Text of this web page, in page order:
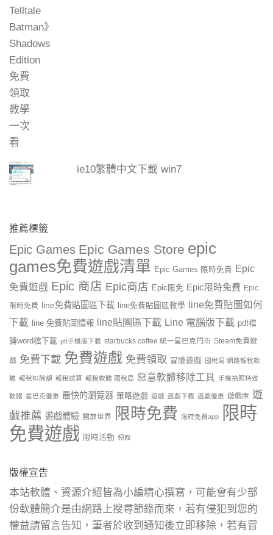
ie10繁體中文下載 win7
推薦標籤
Epic Games Epic Games Store epic
games免費遊戲清單 Epic Games 限時免費 Epic
免費遊戲 Epic 商店 Epic商店 Epic限免 Epic限時免費 Epic
限時免費 line免費貼圖區下載 line免費貼圖區教學
line免費貼圖如何
下載
line 免費貼圖情報 line貼圖區下載 Line 電腦版下載 pdf檔
轉word檔下載 ptt手機版下載 starbucks coffee 統一星巴克門市 Steam免費遊
戲 免費下載 免費遊戲 免費領取 冒險遊戲 國稅局 網路報稅軟
體 報稅扣除額 報稅試算 報稅軟體 國稅局 惡意軟體移除工具 手機拍照特效
軟體 星巴克優惠 最快的瀏覽器 策略遊戲 遊戲 遊戲下載 遊戲優惠 遊戲庫 遊
戲推薦 遊戲體驗 開放世界 限時免費 限時免費app
限時
免費遊戲 限時活動 領取
版權宣告
本站軟體、資源介紹皆為小編精心撰寫，可能會有少部
份軟體簡介是由網路上搜尋節錄而來，若有侵犯到您的
權益請留言告知，筆者於收到通知後立即移除，若有冒